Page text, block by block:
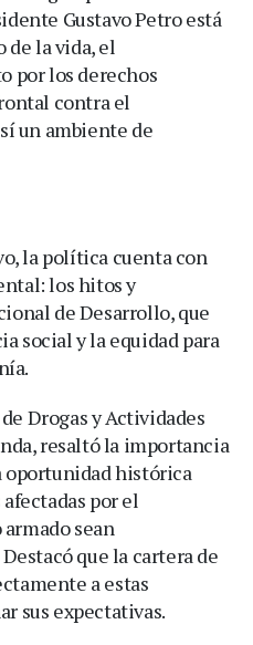
Gustavo Petro está
de la vida, el
por los derechos
contra el
un ambiente de
la política cuenta con
los hitos y
de Desarrollo, que
social y la equidad para
Drogas y Actividades
resaltó la importancia
oportunidad histórica
por el
sean
que la cartera de
a estas
sus expectativas.